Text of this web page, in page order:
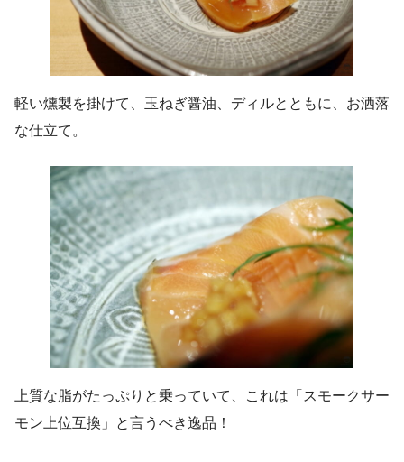
軽い燻製を掛けて、玉ねぎ醤油、ディルとともに、お洒落
な仕立て。
上質な脂がたっぷりと乗っていて、これは「スモークサー
モン上位互換」と言うべき逸品！